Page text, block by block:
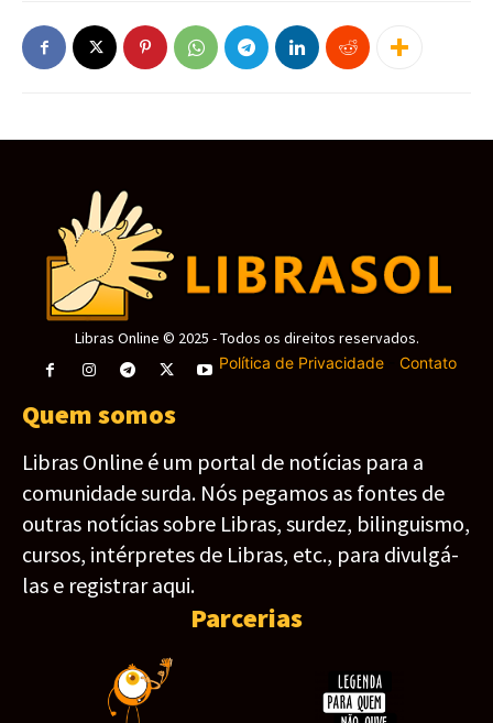
Libras Online © 2025 - Todos os direitos reservados.
Política de Privacidade- Contato
Quem somos
Libras Online é um portal de notícias para a
comunidade surda. Nós pegamos as fontes de
outras notícias sobre Libras, surdez, bilinguismo,
cursos, intérpretes de Libras, etc., para divulgá-
las e registrar aqui.
Parcerias